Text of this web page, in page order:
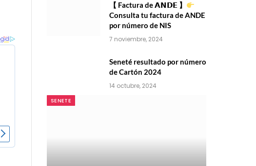
【 Factura de 𝗔𝗡𝗗𝗘 】
Consulta tu factura de ANDE
por número de NIS
7 noviembre, 2024
Seneté resultado por número
de Cartón 2024
14 octubre, 2024
SENETE